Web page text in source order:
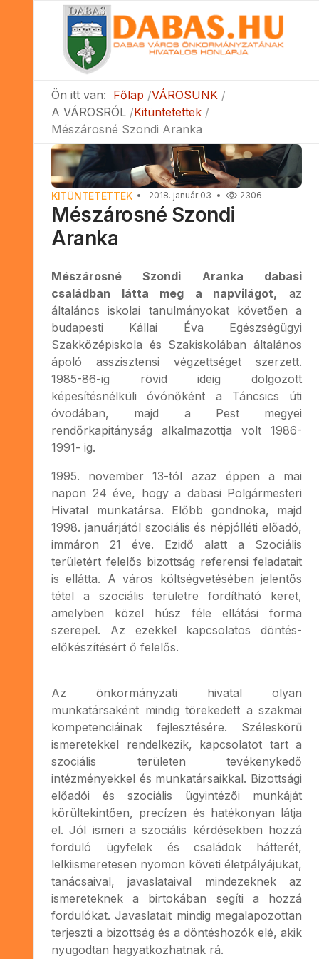
Ön itt van: Főlap VÁROSUNK
A VÁROSRÓL Kitüntetettek
Mészárosné Szondi Aranka
KITÜNTETETTEK 2018. január 03 2306
Mészárosné Szondi
Aranka
Mészárosné Szondi Aranka dabasi
családban látta meg a napvilágot, az
általános iskolai tanulmányokat követően a
budapesti Kállai Éva Egészségügyi
Szakközépiskola és Szakiskolában általános
ápoló asszisztensi végzettséget szerzett.
1985-86-ig rövid ideig dolgozott
képesítésnélküli óvónőként a Táncsics úti
óvodában, majd a Pest megyei
rendőrkapitányság alkalmazottja volt 1986-
1991- ig.
1995. november 13-tól azaz éppen a mai
napon 24 éve, hogy a dabasi Polgármesteri
Hivatal munkatársa. Előbb gondnoka, majd
1998. januárjától szociális és népjólléti előadó,
immáron 21 éve. Ezidő alatt a Szociális
területért felelős bizottság referensi feladatait
is ellátta. A város költségvetésében jelentős
tétel a szociális területre fordítható keret,
amelyben közel húsz féle ellátási forma
szerepel. Az ezekkel kapcsolatos döntés-
előkészítésért ő felelős.
Az önkormányzati hivatal olyan
munkatársaként mindig törekedett a szakmai
kompetenciáinak fejlesztésére. Széleskörű
ismeretekkel rendelkezik, kapcsolatot tart a
szociális területen tevékenykedő
intézményekkel és munkatársaikkal. Bizottsági
előadói és szociális ügyintézői munkáját
körültekintően, precízen és hatékonyan látja
el. Jól ismeri a szociális kérdésekben hozzá
forduló ügyfelek és családok hátterét,
lelkiismeretesen nyomon követi életpályájukat,
tanácsaival, javaslataival mindezeknek az
ismereteknek a birtokában segíti a hozzá
fordulókat. Javaslatait mindig megalapozottan
terjeszti a bizottság és a döntéshozók elé, akik
nyugodtan hagyatkozhatnak rá.